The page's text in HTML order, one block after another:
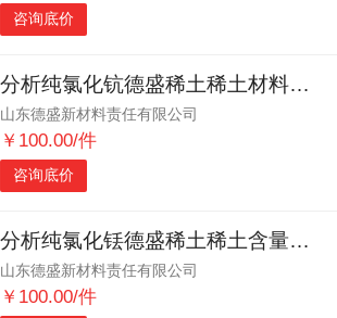
咨询底价
分析纯氯化钪德盛稀土稀土材料含量高精度检测
山东德盛新材料责任有限公司
￥100.00/件
咨询底价
分析纯氯化铥德盛稀土稀土含量检测 助力科研与生产
山东德盛新材料责任有限公司
￥100.00/件